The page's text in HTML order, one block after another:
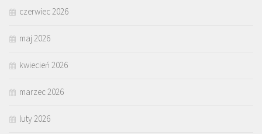
czerwiec 2026
maj 2026
kwiecień 2026
marzec 2026
luty 2026